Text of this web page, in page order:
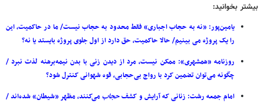
بیشتر بخوانید:
یامین‌پور: «نه به حجاب اجباری» فقط محدود به حجاب نیست/ ما در حاکمیت، این
را یک پروژه می بینیم/ حالا حاکمیت، حق دارد از اول جلوی پروژه بایستد یا نه؟
روزنامه «همشهری»: ممکن نیست، مرد از دیدن زنی با بدن نیمه‌برهنه لذت نبرد /
چگونه می‌توان تضمین کرد با رواج بی‌حجابی، قوه شهوانی کنترل شود؟
امام جمعه رشت: زنانی که آرایش و کشفحجاب می‌کنند، مظهر «شیطان» شده‌اند /